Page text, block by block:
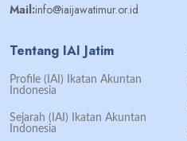
Mail:info@iaijawatimur.or.id
Tentang IAI Jatim
Profile (IAI) Ikatan Akuntan
Indonesia
Sejarah (IAI) Ikatan Akuntan
Indonesia